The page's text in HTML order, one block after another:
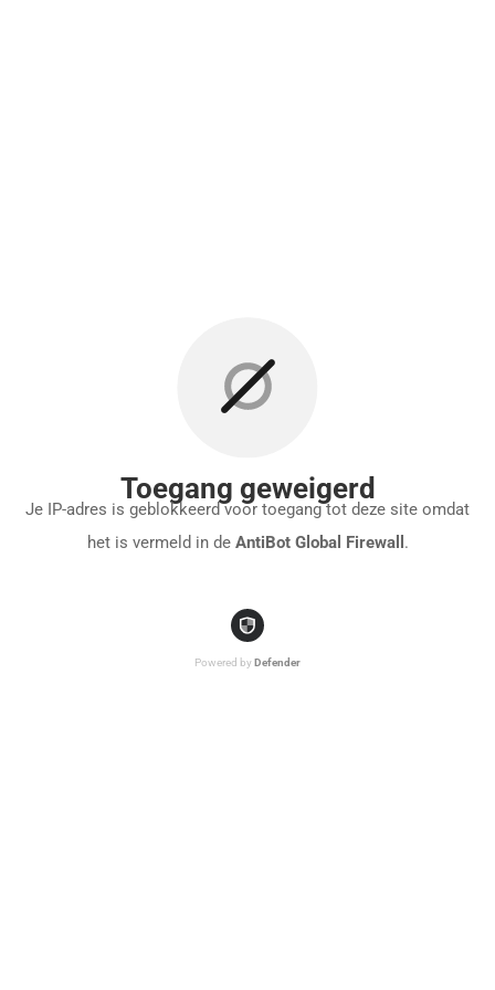
Toegang geweigerd
Je IP-adres is geblokkeerd voor toegang tot deze site omdat
het is vermeld in de AntiBot Global Firewall .
Powered byDefender